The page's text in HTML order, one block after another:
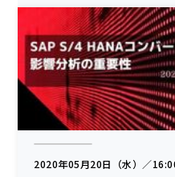
2020年05月20日（水）／